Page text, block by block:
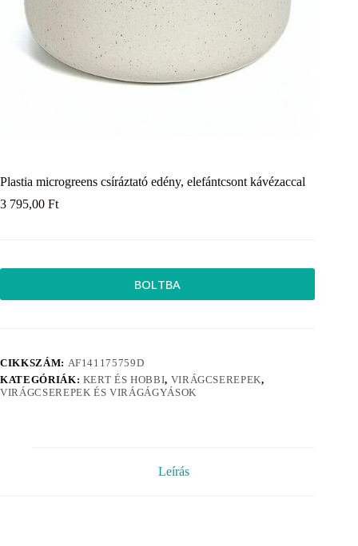
Plastia microgreens csíráztató edény, elefántcsont kávézaccal
3 795,00 Ft
BOLTBA
CIKKSZÁM: AF141175759D
KATEGÓRIÁK: KERT ÉS HOBBI, VIRÁGCSEREPEK,
VIRÁGCSEREPEK ÉS VIRÁGÁGYÁSOK
Leírás